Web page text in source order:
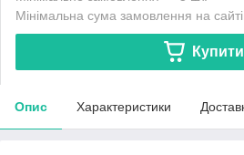
Мінімальна сума замовлення на
Купити
Опис Характеристики